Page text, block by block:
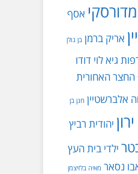
אסף
אריק ברמן בן גולן
גיא לוי דודו
החצר האחורית
אלברשטיין חנן בן
יהודית רביץ
ילדי בית העץ
נסאר מאיה בלזיצמן